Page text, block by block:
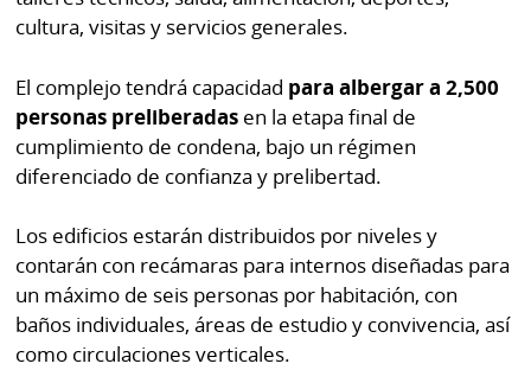
cultura, visitas y servicios generales.
El complejo tendrá capacidad para albergar a 2,500
personas preliberadas en la etapa final de
cumplimiento de condena, bajo un régimen
diferenciado de confianza y prelibertad.
Los edificios estarán distribuidos por niveles y
contarán con recámaras para internos diseñadas para
un máximo de seis personas por habitación, con
baños individuales, áreas de estudio y convivencia, así
como circulaciones verticales.